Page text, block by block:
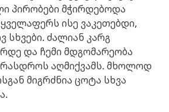
პირობები მჭირდებოდა
ისე ვაკეთებდი,
ძალიან კარგ
და ჩემი მდგომარეობა
აღმიქვამს. მხოლოდ
მიგრძნია ცოტა სხვა